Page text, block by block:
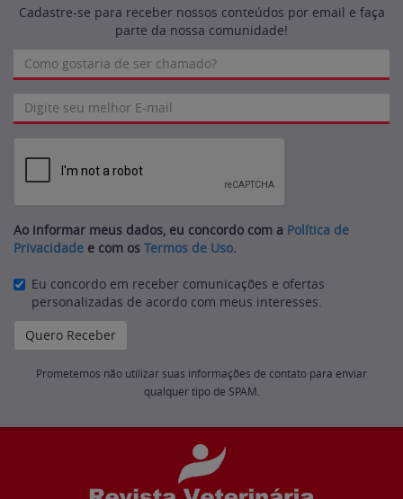
Cadastre-se para receber nossos conteúdos por email e faça
parte da nossa comunidade!
Ao informar meus dados, eu concordo com a Política de
Privacidade e com os Termos de Uso.
Eu concordo em receber comunicações e ofertas
personalizadas de acordo com meus interesses.
Prometemos não utilizar suas informações de contato para enviar
qualquer tipo de SPAM.